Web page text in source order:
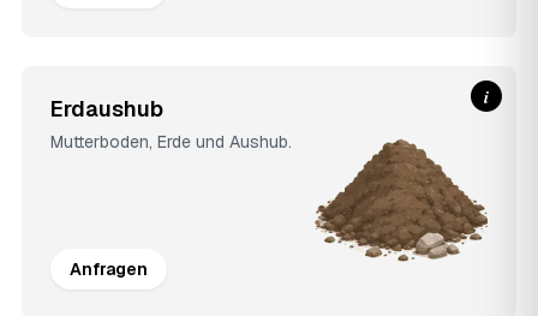
Erdaushub
Mutterboden, Erde und Aushub.
Anfragen
i